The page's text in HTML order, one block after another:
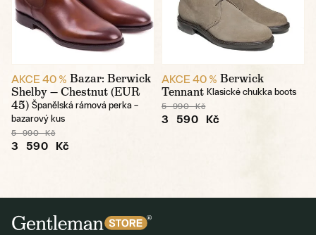
AKCE 40 % Bazar: Berwick
Shelby — Chestnut (EUR
45) Španělská rámová perka –
bazarový kus
5 990 Kč
3 590 Kč
AKCE 40 % Berwick
Tennant Klasické chukka boots
5 990 Kč
3 590 Kč